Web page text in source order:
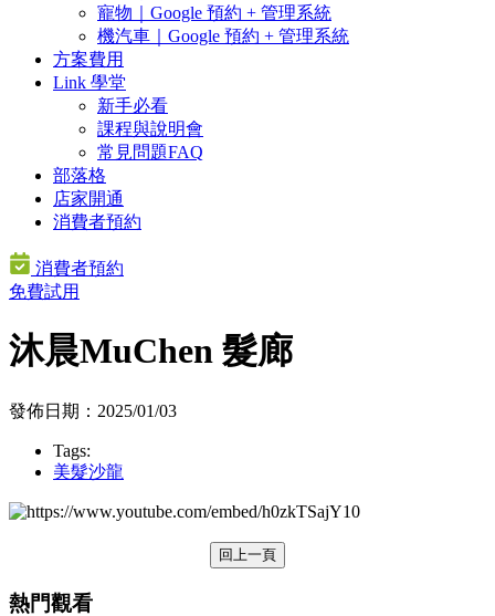
寵物｜Google 預約 + 管理系統
機汽車｜Google 預約 + 管理系統
方案費用
Link 學堂
新手必看
課程與說明會
常見問題FAQ
部落格
店家開通
消費者預約
消費者預約
免費試用
沐晨MuChen 髮廊
發佈日期：2025/01/03
Tags:
美髮沙龍
回上一頁
熱門觀看